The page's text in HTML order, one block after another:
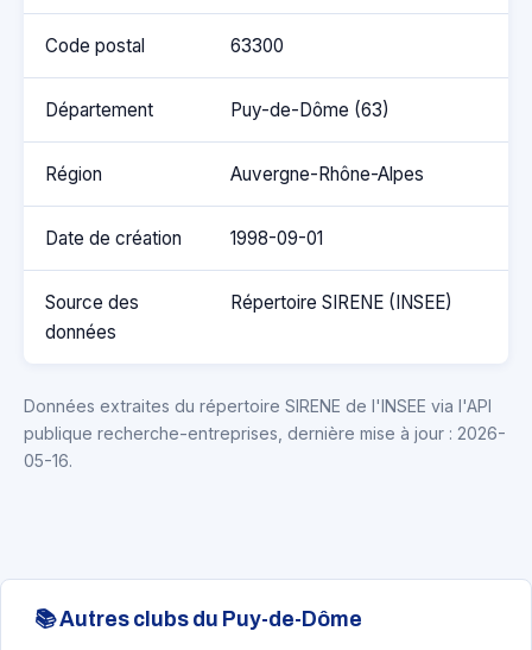
Code postal 63300
Département Puy-de-Dôme (63)
Région Auvergne-Rhône-Alpes
Date de création 1998-09-01
Source des
données
Répertoire SIRENE (INSEE)
Données extraites du répertoire SIRENE de l'INSEE via l'API
publique recherche-entreprises, dernière mise à jour : 2026-
05-16.
📚 Autres clubs du Puy-de-Dôme